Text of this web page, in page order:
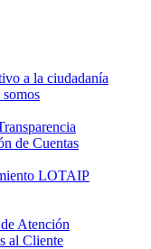
a la ciudadanía
de Cuentas
LOTAIP
Atención
al Cliente